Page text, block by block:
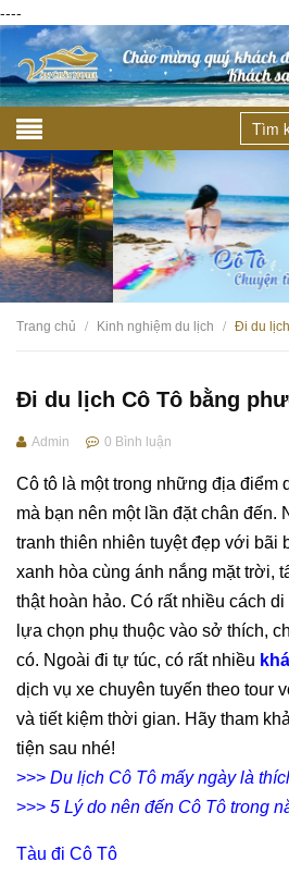
----
Trang chủ / Kinh nghiệm du lịch / Đi du
Đi du lịch Cô Tô bằng
Admin 0 Bình luận
Cô tô là một trong những địa điểm
mà bạn nên một lần đặt chân đến.
tranh thiên nhiên tuyệt đẹp với bãi
xanh hòa cùng ánh nắng mặt trời,
thật hoàn hảo. Có rất nhiều cách
lựa chọn phụ thuộc vào sở thích,
có. Ngoài đi tự túc, có rất nhiều
dịch vụ xe chuyên tuyến theo tour
và tiết kiệm thời gian. Hãy tham
tiện sau nhé!
>>> Du lịch Cô Tô mấy ngày là
>>> 5 Lý do nên đến Cô Tô trong
Tàu đi Cô Tô